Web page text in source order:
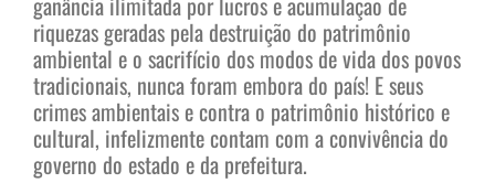
riquezas geradas pela destruição do patrimônio
ambiental e o sacrifício dos modos de vida dos povos
tradicionais, nunca foram embora do país! E seus
crimes ambientais e contra o patrimônio histórico e
cultural, infelizmente contam com a convivência do
governo do estado e da prefeitura.